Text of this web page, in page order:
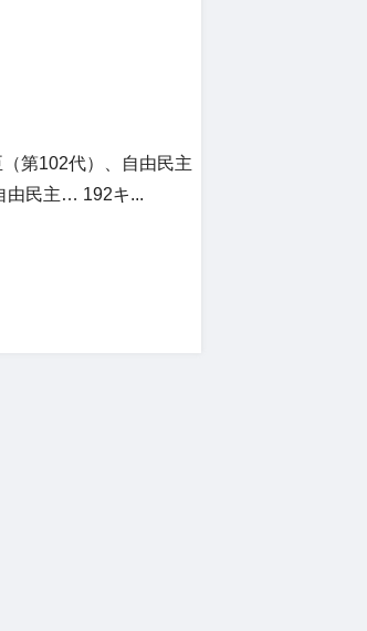
第102代）、自由民主
由民主… 192キ...